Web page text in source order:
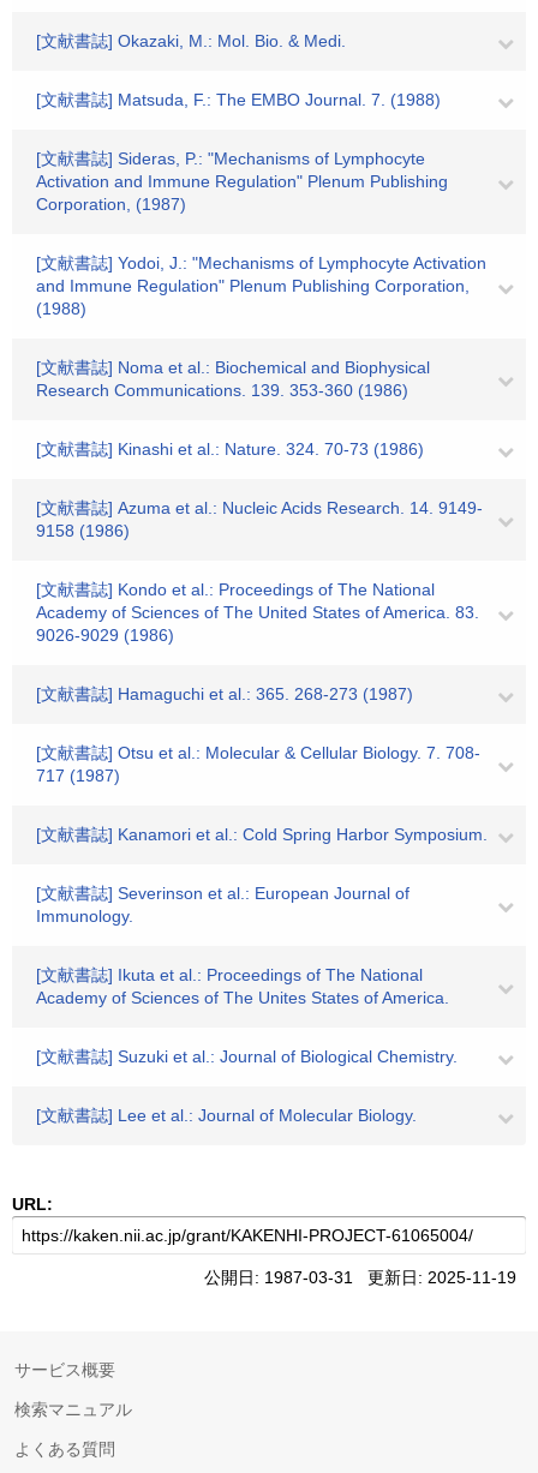
[文献書誌] Okazaki, M.: Mol. Bio. & Medi.
[文献書誌] Matsuda, F.: The EMBO Journal. 7. (1988)
[文献書誌] Sideras, P.: "Mechanisms of Lymphocyte
Activation and Immune Regulation" Plenum Publishing
Corporation, (1987)
[文献書誌] Yodoi, J.: "Mechanisms of Lymphocyte Activation
and Immune Regulation" Plenum Publishing Corporation,
(1988)
[文献書誌] Noma et al.: Biochemical and Biophysical
Research Communications. 139. 353-360 (1986)
[文献書誌] Kinashi et al.: Nature. 324. 70-73 (1986)
[文献書誌] Azuma et al.: Nucleic Acids Research. 14. 9149-
9158 (1986)
[文献書誌] Kondo et al.: Proceedings of The National
Academy of Sciences of The United States of America. 83.
9026-9029 (1986)
[文献書誌] Hamaguchi et al.: 365. 268-273 (1987)
[文献書誌] Otsu et al.: Molecular & Cellular Biology. 7. 708-
717 (1987)
[文献書誌] Kanamori et al.: Cold Spring Harbor Symposium.
[文献書誌] Severinson et al.: European Journal of
Immunology.
[文献書誌] Ikuta et al.: Proceedings of The National
Academy of Sciences of The Unites States of America.
[文献書誌] Suzuki et al.: Journal of Biological Chemistry.
[文献書誌] Lee et al.: Journal of Molecular Biology.
URL:
公開日: 1987-03-31 更新日: 2025-11-19
サービス概要
検索マニュアル
よくある質問